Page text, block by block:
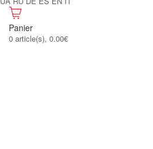
Panier
0 article(s), 0.00€